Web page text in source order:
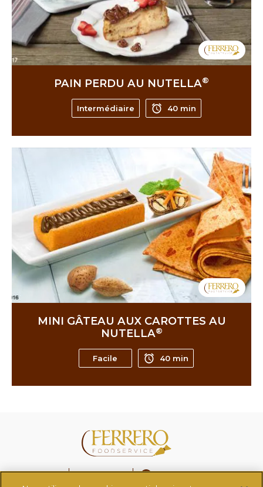
PAIN PERDU AU NUTELLA®
Intermédiaire 40 min
MINI GÂTEAU AUX CAROTTES AU
NUTELLA®
Facile 40 min
FAQ Nous contacter Changer de pays